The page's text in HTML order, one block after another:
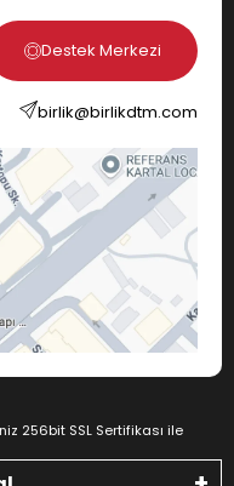
Destek Merkezi
birlik@birlikdtm.com
256bit SSL Sertifikası ile